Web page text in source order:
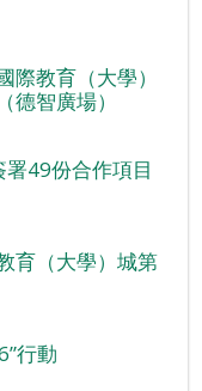
教育（大學）
智廣場）
49份合作項目
育（大學）城第
行動